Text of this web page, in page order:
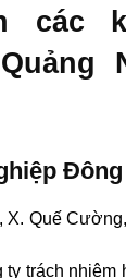
các
X. Quế
trách nhiệm